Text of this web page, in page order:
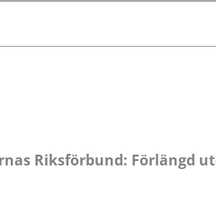
Riksförbund: Förlängd